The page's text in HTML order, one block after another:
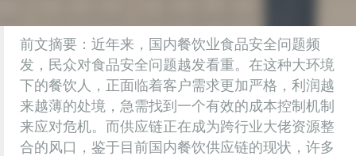
前文摘要：近年来，国内餐饮业食品安全问题频
发，民众对食品安全问题越发看重。在这种大环境
下的餐饮人，正面临着客户需求更加严格，利润越
来越薄的处境，急需找到一个有效的成本控制机制
来应对危机。而供应链正在成为跨行业大佬资源整
合的风口，鉴于目前国内餐饮供应链的现状，许多